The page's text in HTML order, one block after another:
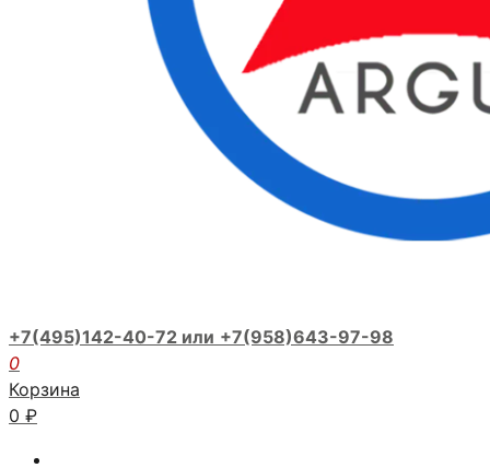
+7(495)142-40-72 или +7(958)643-97-98
0
Корзина
0 ₽